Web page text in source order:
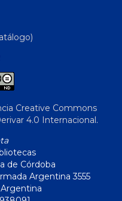
Creative Commons
4.0 Internacional.
de Córdoba
Argentina 3555
Argentina